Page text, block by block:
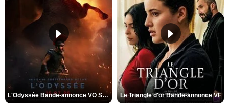
L'Odyssée Bande-annonce VO STFR Le Triangle d'or Bande-annonce VF